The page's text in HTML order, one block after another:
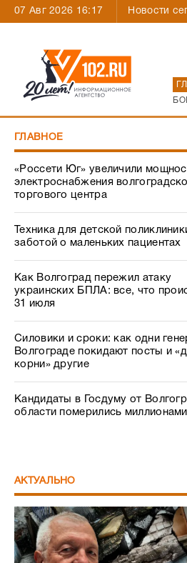
07 Авг 2026 16:17 Новости
ГЛАВНОЕ
«Россети Юг» увеличили
электроснабжения
торгового центра
Техника для детской
заботой о маленьких пациентах
Как Волгоград пережил атаку
украинских БПЛА: все, что
31 июля
Силовики и сроки: как одни
Волгограде покидают посты и
корни» другие
Кандидаты в Госдуму от
области померились миллионами
АКТУАЛЬНО